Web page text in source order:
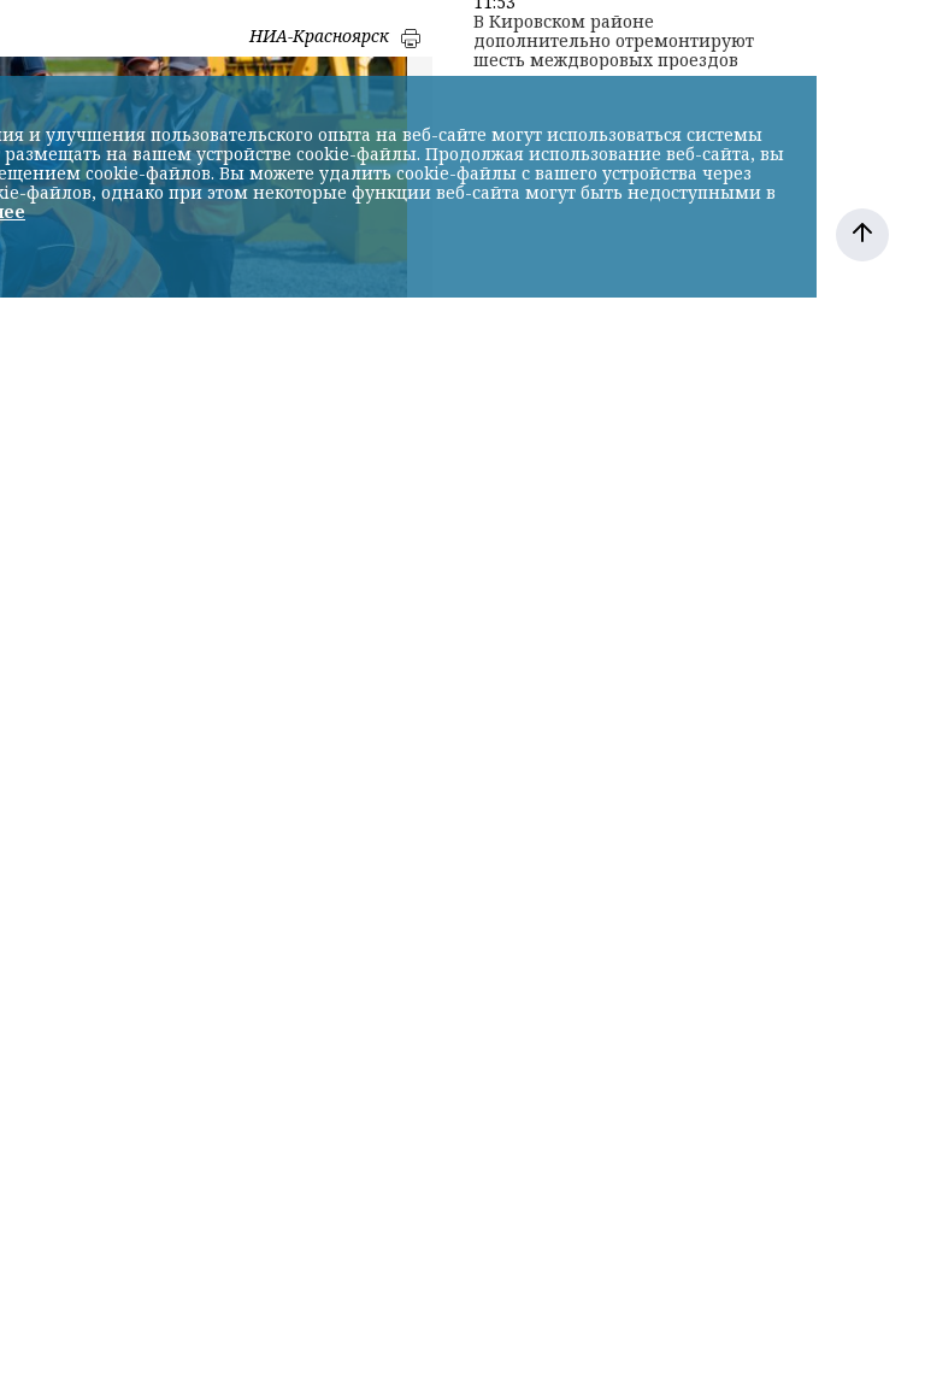
НИА-Красноярск
В Кировском районе
дополнительно отремонтируют
шесть междворовых проездов
и улучшения пользовательского опыта на веб-сайте могут использоваться системы
на вашем устройстве cookie-файлы. Продолжая использование веб-сайта, вы
cookie-файлов. Вы можете удалить cookie-файлы с вашего устройства через
файлов, однако при этом некоторые функции веб-сайта могут быть недоступными в